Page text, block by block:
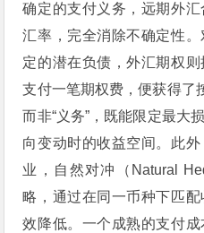
确定的支付义务，远期外
汇率，完全消除不确定性
定的潜在负债，外汇期权
支付一笔期权费，便获得了
而非“义务”，既能限定最大
向变动时的收益空间。此
业，自然对冲（Natural
略，通过在同一币种下匹
效降低。一个成熟的支付成